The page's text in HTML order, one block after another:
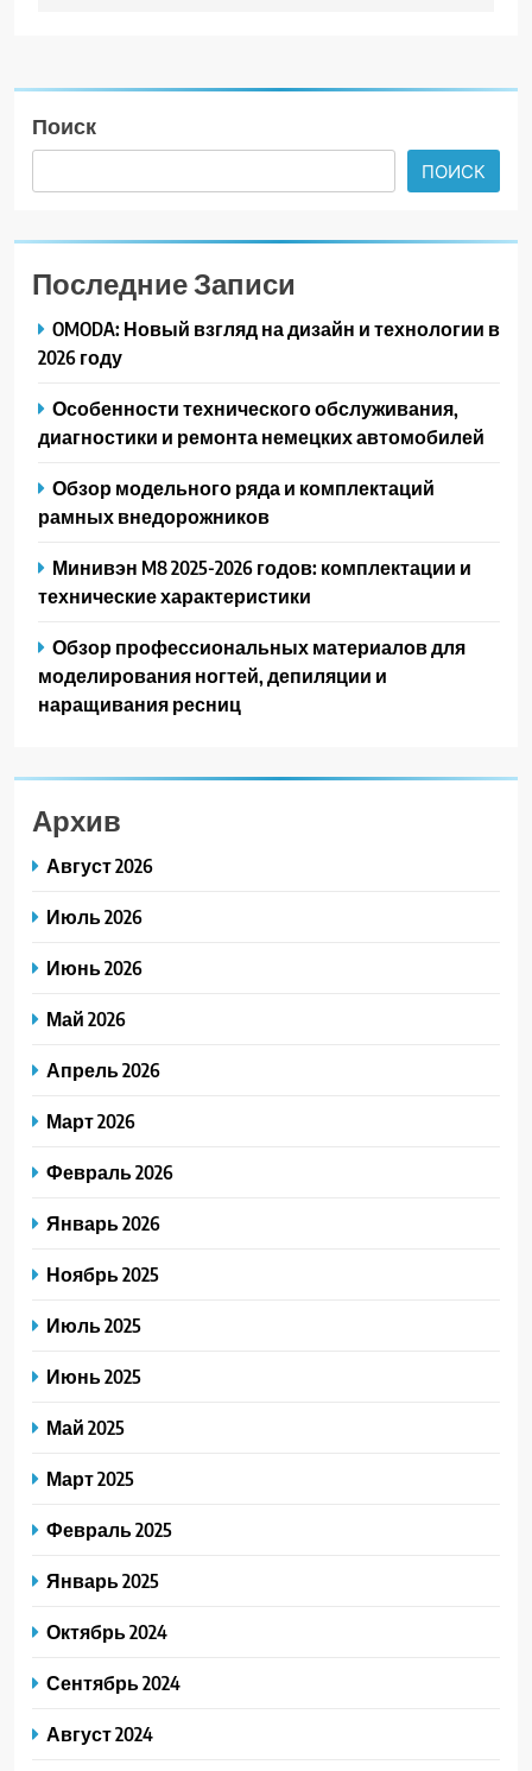
Поиск
ПОИСК
Последние Записи
OMODA: Новый взгляд на дизайн и технологии в
2026 году
Особенности технического обслуживания,
диагностики и ремонта немецких автомобилей
Обзор модельного ряда и комплектаций
рамных внедорожников
Минивэн M8 2025-2026 годов: комплектации и
технические характеристики
Обзор профессиональных материалов для
моделирования ногтей, депиляции и
наращивания ресниц
Архив
Август 2026
Июль 2026
Июнь 2026
Май 2026
Апрель 2026
Март 2026
Февраль 2026
Январь 2026
Ноябрь 2025
Июль 2025
Июнь 2025
Май 2025
Март 2025
Февраль 2025
Январь 2025
Октябрь 2024
Сентябрь 2024
Август 2024